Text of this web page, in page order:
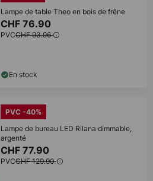
Lampe de table Theo en bois de frêne
CHF 76.90
PVCCHF 93.96
En stock
PVC -40%
Lampe de bureau LED Rilana dimmable,
argenté
CHF 77.90
PVCCHF 129.90